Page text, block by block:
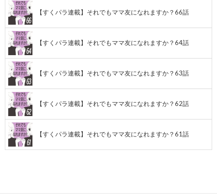
【すくパラ連載】それでもママ友になれますか？66話
【すくパラ連載】それでもママ友になれますか？64話
【すくパラ連載】それでもママ友になれますか？63話
【すくパラ連載】それでもママ友になれますか？62話
【すくパラ連載】それでもママ友になれますか？61話